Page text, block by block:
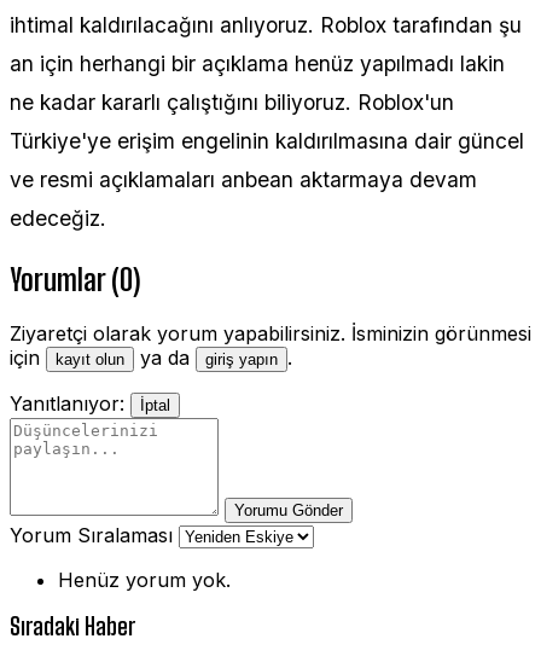
ihtimal kaldırılacağını anlıyoruz. Roblox tarafından şu
an için herhangi bir açıklama henüz yapılmadı lakin
ne kadar kararlı çalıştığını biliyoruz. Roblox'un
Türkiye'ye erişim engelinin kaldırılmasına dair güncel
ve resmi açıklamaları anbean aktarmaya devam
edeceğiz.
Yorumlar (0)
Ziyaretçi olarak yorum yapabilirsiniz. İsminizin görünmesi
için
kayıt olun ya da giriş yapın .
Yanıtlanıyor:
İptal
Yorumu Gönder
Yorum Sıralaması
Henüz yorum yok.
Sıradaki Haber